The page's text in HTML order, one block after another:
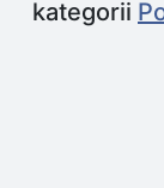
kategorii